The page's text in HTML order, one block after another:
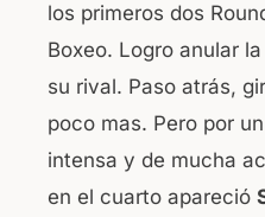
los primeros dos
Boxeo. Logro anular
su rival. Paso atrás,
poco mas. Pero por
intensa y de mucha
en el cuarto apareció